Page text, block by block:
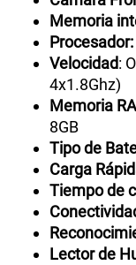
Memoria
Procesador:
Velocidad:
4x1.8Ghz)
Memoria
8GB
Tipo de
Carga
Tiempo de
Lector de